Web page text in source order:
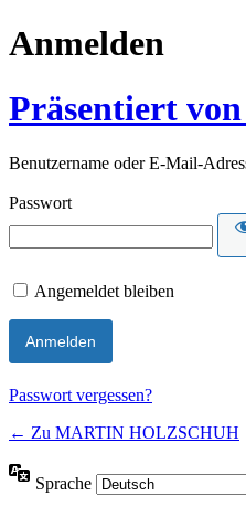
Anmelden
Präsentiert
Benutzername oder E-Mail-
Passwort
Angemeldet bleiben
Passwort vergessen?
← Zu MARTIN HOLZSCHUH
Sprache